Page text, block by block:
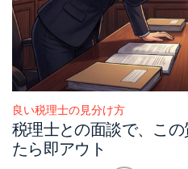
Posted
in
良い税理士の見分け方
税理士との面談で、こ
たら即アウト